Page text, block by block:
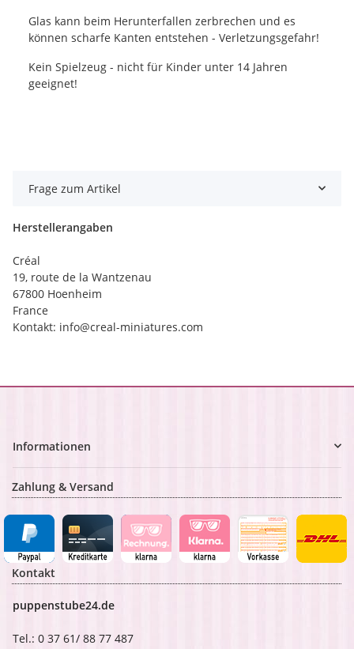
Glas kann beim Herunterfallen zerbrechen und es
können scharfe Kanten entstehen - Verletzungsgefahr!
Kein Spielzeug - nicht für Kinder unter 14 Jahren
geeignet!
Frage zum Artikel
Herstellerangaben
Créal
19, route de la Wantzenau
67800 Hoenheim
France
Kontakt: info@creal-miniatures.com
Informationen
Zahlung & Versand
Kontakt
puppenstube24.de
Tel.: 0 37 61/ 88 77 487